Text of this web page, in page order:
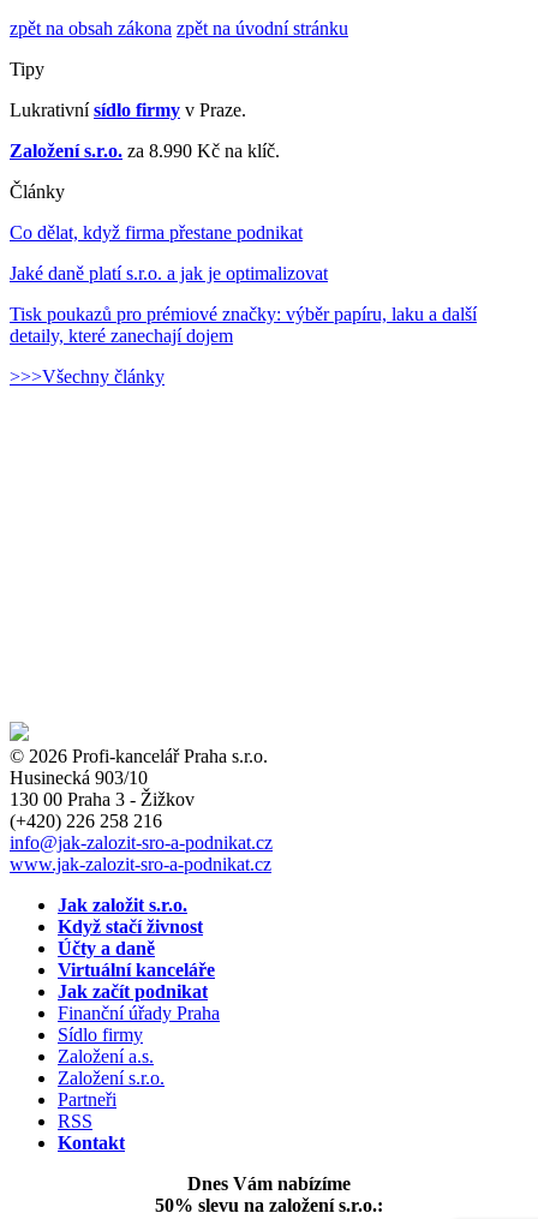
zpět na obsah zákona zpět na úvodní stránku
Tipy
Lukrativnísídlo firmy v Praze.
Založení s.r.o. za 8.990 Kč na klíč.
Články
Co dělat, když firma přestane podnikat
Jaké daně platí s.r.o. a jak je optimalizovat
Tisk poukazů pro prémiové značky: výběr papíru, laku a další
detaily, které zanechají dojem
>>>Všechny články
© 2026 Profi-kancelář Praha s.r.o.
Husinecká 903/10
130 00 Praha 3 - Žižkov
(+420) 226 258 216
info@jak-zalozit-sro-a-podnikat.cz
www.jak-zalozit-sro-a-podnikat.cz
Jak založit s.r.o.
Když stačí živnost
Účty a daně
Virtuální kanceláře
Jak začít podnikat
Finanční úřady Praha
Sídlo firmy
Založení a.s.
Založení s.r.o.
Partneři
RSS
Kontakt
Dnes Vám nabízíme
50% slevu na založení s.r.o.: